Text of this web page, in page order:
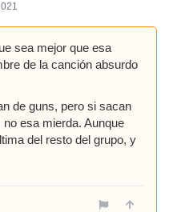
sea mejor que esa
de la canción absurdo
de guns, pero si sacan
esa mierda. Aunque
del resto del grupo, y